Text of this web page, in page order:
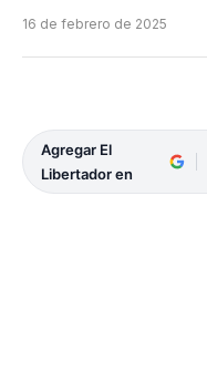
16 de febrero de 2025
Agregar El
Libertador en